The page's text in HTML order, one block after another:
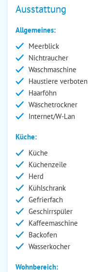
Ausstattung
Allgemeines:
Meerblick
Nichtraucher
Waschmaschine
Haustiere verboten
Haarföhn
Wäschetrockner
Internet/W-Lan
Küche:
Küche
Küchenzeile
Herd
Kühlschrank
Gefrierfach
Geschirrspüler
Kaffeemaschine
Backofen
Wasserkocher
Wohnbereich: